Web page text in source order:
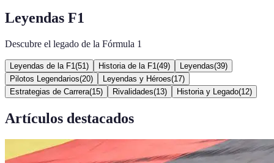
Leyendas F1
Descubre el legado de la Fórmula 1
Leyendas de la F1 (51 ) Historia de la F1 (49) Leyendas(39)
Pilotos Legendarios(20) Leyendas y Héroes(17)
Estrategias de Carrera(15) Rivalidades(13) Historia y Legado(12)
Artículos destacados